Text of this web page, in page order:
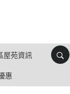
屋苑資訊
惠